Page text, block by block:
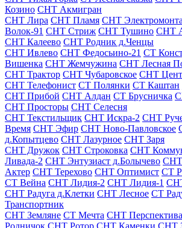
Козино СНТ Акмигран
СНТ Лира СНТ Пламя СНТ
Волок-91 СНТ Стриж СНТ Тушино СНТ
СНТ Калеево СНТ Родник д.Ченцы
СНТ Ивлево СНТ Федосьино-21 СТ
Вишенка СНТ Жемчужина СНТ Лесная
СНТ Трактор СНТ Чубаровское СНТ
СНТ Телефонист СТ Полянки СТ Каштан
СНТ Прибой СНТ Алдан СТ Брусничка
СНТ Просторы СНТ Селесня
СНТ Текстильщик СНТ Искра-2 СНТ
Время СНТ Эфир СНТ Ново-Павловское
д.Копытцево СНТ Лазурное СНТ Заря
СНТ Дружок СНТ Строковка СНТ
Ливада-2 СНТ Энтузиаст д.Болычево СНТ
Актер СНТ Терехово СНТ Оптимист СТ
СТ Вейна СНТ Лидия-2 СНТ Лидия-1
СНТ Радуга д.Клетки СНТ Лесное СТ
Транспортник
СНТ Земляне СТ Мечта СНТ Перспектива
Родничок СНТ Ротор СНТ Каменки СНТ